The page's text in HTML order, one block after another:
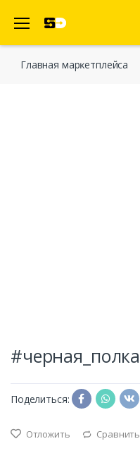
Главная марĸетплейса
#черная_полка
Поделиться:
Отложить Сравнить